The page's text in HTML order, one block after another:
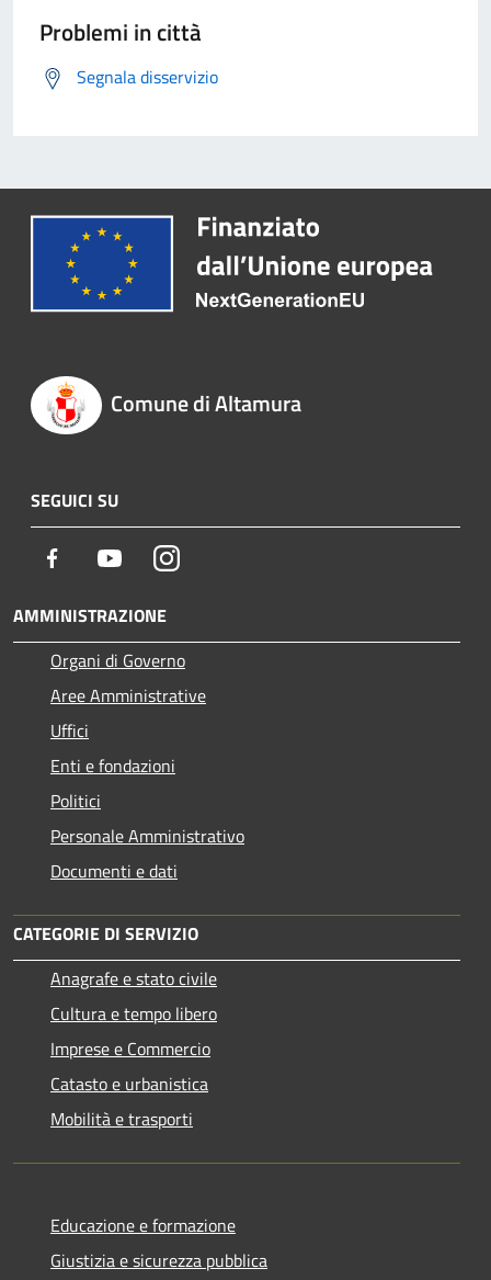
Problemi in città
Segnala disservizio
Comune di Altamura
SEGUICI SU
Facebook YoutubeInstagram
AMMINISTRAZIONE
Organi di Governo
Aree Amministrative
Uffici
Enti e fondazioni
Politici
Personale Amministrativo
Documenti e dati
CATEGORIE DI SERVIZIO
Anagrafe e stato civile
Cultura e tempo libero
Imprese e Commercio
Catasto e urbanistica
Mobilità e trasporti
Educazione e formazione
Giustizia e sicurezza pubblica